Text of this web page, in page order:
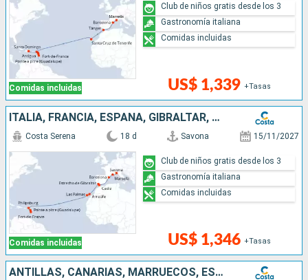
Comidas incluidas US$ 1,339 +Tasas
Club de niños gratis desde los 3
Gastronomía italiana
Comidas incluidas
ITALIA, FRANCIA, ESPAÑA, GIBRALTAR, CANARIAS, ANTILLAS
Comidas incluidas
Costa Serena 18 d Savona 15/11/2027
US$ 1,346 +Tasas
Club de niños gratis desde los 3
Gastronomía italiana
Comidas incluidas
ANTILLAS, CANARIAS, MARRUECOS, ESPAÑA, FRANCIA, ITALIA